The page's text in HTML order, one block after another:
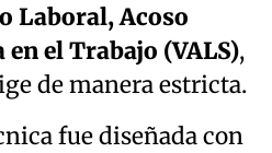
Laboral, Acoso
el Trabajo (VALS),
de manera estricta.
fue diseñada con